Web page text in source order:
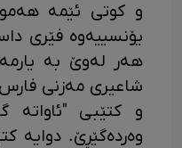
و کوتی ئێمە
یۆنسییەوە فێری
هه‌ر له‌وێ به‌
شاعیری مەزنی
و کتێبی "ئاواته‌
وه‌رده‌گێڕێ. دوایه‌